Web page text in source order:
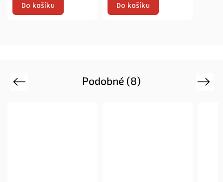
Do košíku Do košíku
Podobné (8)
Previous Next